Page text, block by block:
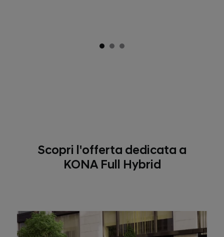
Scopri l'offerta dedicata a
KONA Full Hybrid